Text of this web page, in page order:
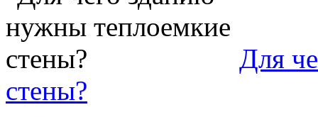
Для
стены?